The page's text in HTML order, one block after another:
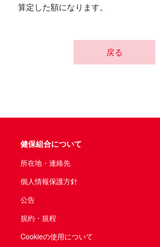
算定した額になります。
戻る
健保組合について
所在地・連絡先
個人情報保護方針
公告
規約・規程
Cookieの使用について